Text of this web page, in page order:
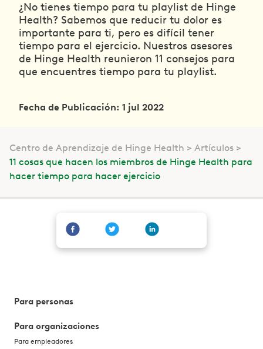
¿No tienes tiempo para tu playlist de Hinge
Health? Sabemos que reducir tu dolor es
importante para ti, pero es difícil tener
tiempo para el ejercicio. Nuestros asesores
de Hinge Health reunieron 11 consejos para
que encuentres tiempo para tu playlist.
Fecha de Publicación: 1 jul 2022
Centro de Aprendizaje de Hinge Health
Artículos
11 cosas que hacen los miembros de Hinge Health para
hacer tiempo para hacer ejercicio
Para personas
Para organizaciones
Para empleadores